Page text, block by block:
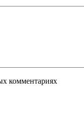
комментариях